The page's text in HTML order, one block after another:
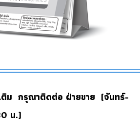
ติม กรุณาติดต่อ ฝ่ายขาย (จันทร์-
น.)